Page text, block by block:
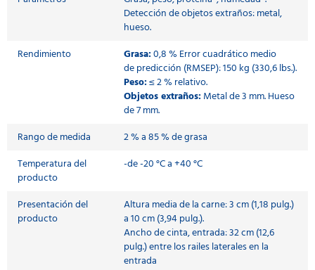
Detección de objetos extraños: metal,
hueso.
Rendimiento
Grasa:0,8 % Error cuadrático medio
de predicción (RMSEP): 150 kg (330,6 lbs.).
Peso:≤ 2 % relativo.
Objetos extraños:Metal de 3 mm. Hueso
de 7 mm.
Rango de medida
2 % a 85 % de grasa
Temperatura del
producto
-de -20 °C a +40 °C
Presentación del
producto
Altura media de la carne: 3 cm (1,18 pulg.)
a 10 cm (3,94 pulg.).
Ancho de cinta, entrada: 32 cm (12,6
pulg.) entre los railes laterales en la
entrada